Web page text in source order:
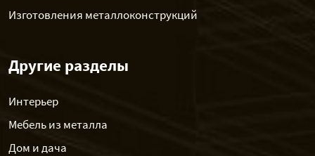
Изготовления металлоконструкций
Другие разделы
Интерьер
Мебель из металла
Дом и дача